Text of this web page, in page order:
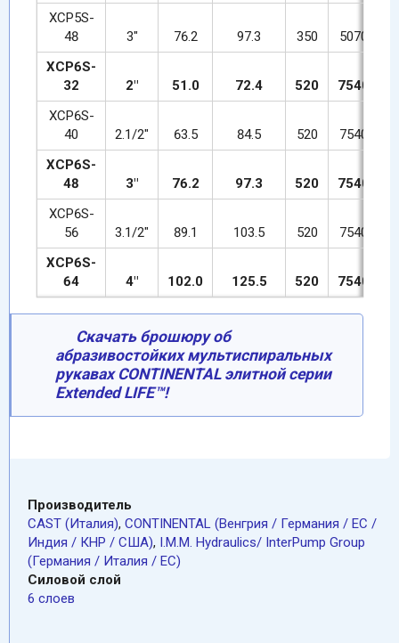
XCP5S-
48
3" 76.2 97.3 350 5070
XCP6S-
32
2" 51.0 72.4 520 7540
XCP6S-
40
2.1/2" 63.5 84.5 520 7540
XCP6S-
48
3" 76.2 97.3 520 7540
XCP6S-
56
3.1/2" 89.1 103.5 520 7540
XCP6S-
64
4" 102.0 125.5 520 7540
Скачать брошюру об
абразивостойких мультиспиральных
рукавах CONTINENTAL элитной серии
Extended LIFE™!
Производитель
CAST (Италия), CONTINENTAL (Венгрия / Германия / ЕС /
Индия / КНР / США), I.M.M. Hydraulics/ InterPump Group
(Германия / Италия / ЕС)
Силовой слой
6 слоев